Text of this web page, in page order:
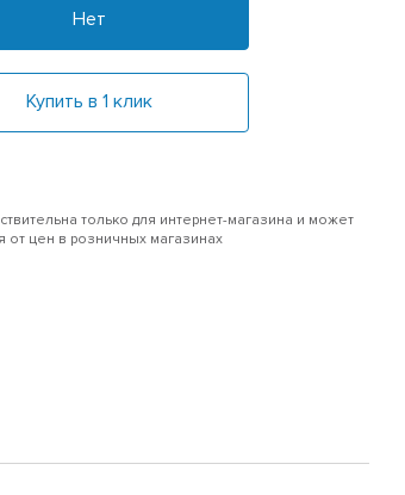
Нет
Купить в 1 клик
только для интернет-магазина и может
от цен в розничных магазинах